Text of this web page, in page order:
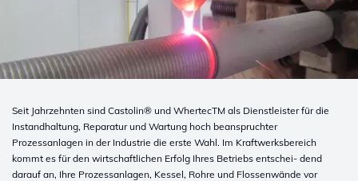
Seit Jahrzehnten sind Castolin® und WhertecTM als Dienstleister für die
Instandhaltung, Reparatur und Wartung hoch beanspruchter
Prozessanlagen in der Industrie die erste Wahl. Im Kraftwerksbereich
kommt es für den wirtschaftlichen Erfolg Ihres Betriebs entschei- dend
darauf an, Ihre Prozessanlagen, Kessel, Rohre und Flossenwände vor